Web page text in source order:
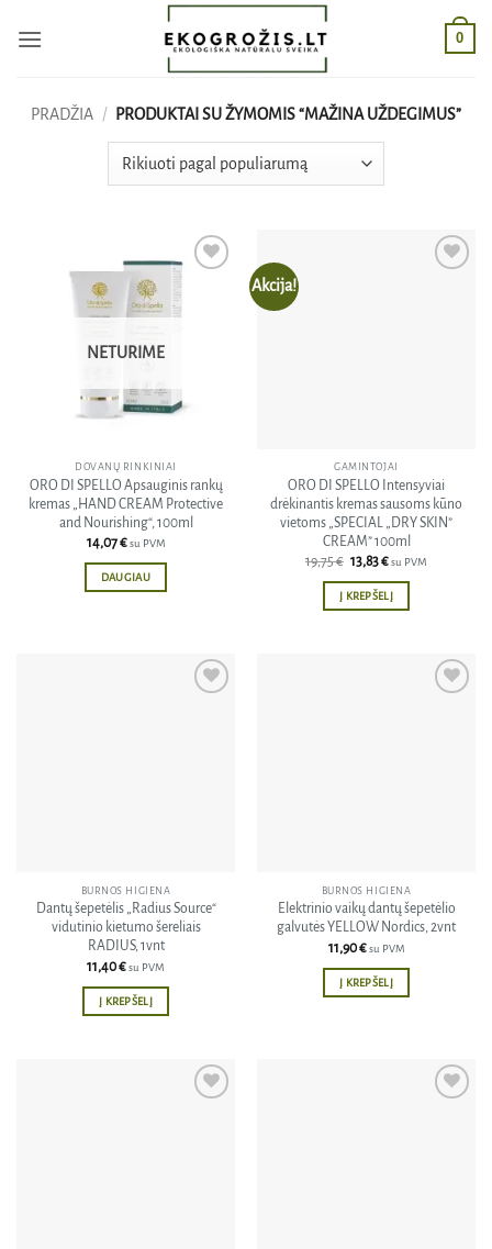
0
PRADŽIA / PRODUKTAI SU ŽYMOMIS “MAŽINA UŽDEGIMUS”
NETURIME
DOVANŲ RINKINIAI
ORO DI SPELLO Apsauginis rankų
kremas „HAND CREAM Protective
and Nourishing“, 100ml
14,07€ su PVM
DAUGIAU
Akcija!
GAMINTOJAI
ORO DI SPELLO Intensyviai
drėkinantis kremas sausoms kūno
vietoms „SPECIAL „DRY SKIN”
CREAM” 100ml
19,75€ Original
was:
19,75 €.
13,83€Current
is:
13,83 €.
su PVM
Į KREPŠELĮ
BURNOS HIGIENA
Dantų šepetėlis „Radius Source“
vidutinio kietumo šereliais
RADIUS, 1vnt
11,40€su PVM
Į KREPŠELĮ
BURNOS HIGIENA
Elektrinio vaikų dantų šepetėlio
galvutės YELLOW Nordics, 2vnt
11,90€ su PVM
Į KREPŠELĮ